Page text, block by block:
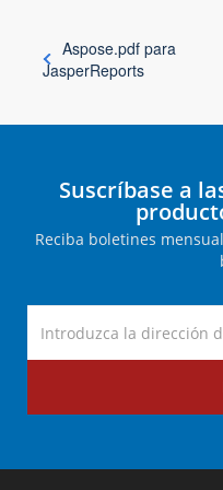
Aspose.pdf para
JasperReports
Suscríbase a
Reciba boletines